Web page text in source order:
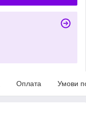
Оплата Умови